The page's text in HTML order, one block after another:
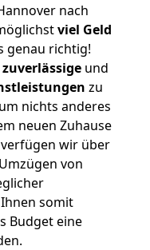
nach
viel Geld
genau richtig!
zuverlässige und
zu
nichts anderes
neuen Zuhause
wir über
von
somit
Budget eine